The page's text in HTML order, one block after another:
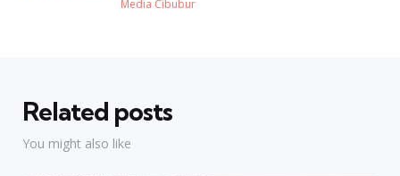
Media Cibubur
Related posts
You might also like